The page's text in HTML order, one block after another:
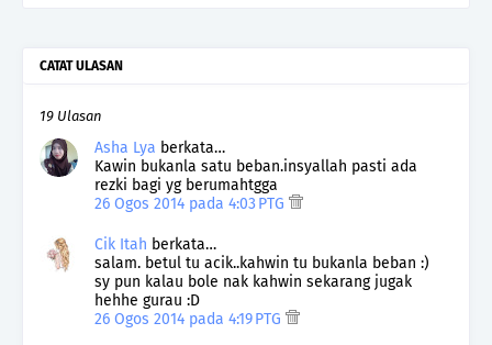
CATAT ULASAN
19 Ulasan
Asha Lya berkata…
Kawin bukanla satu beban.insyallah pasti ada
rezki bagi yg berumahtgga
26 Ogos 2014 pada 4:03 PTG
Cik Itah berkata…
salam. betul tu acik..kahwin tu bukanla beban :)
sy pun kalau bole nak kahwin sekarang jugak
hehhe gurau :D
26 Ogos 2014 pada 4:19 PTG